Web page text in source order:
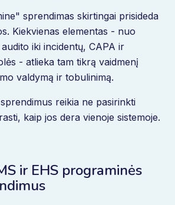
sprendimas skirtingai prisideda
Kiekvienas elementas - nuo
iki incidentų, CAPA ir
- atlieka tam tikrą vaidmenį
valdymą ir tobulinimą.
reikia ne pasirinkti
kaip jos dera vienoje sistemoje.
ir EHS programinės